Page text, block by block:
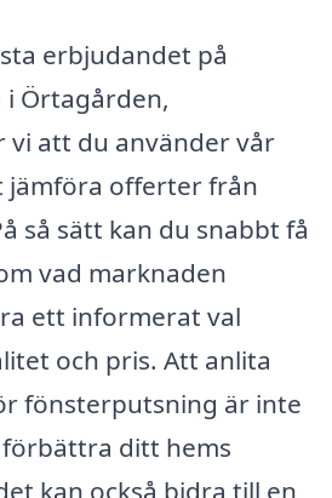
erbjudandet på
Örtagården,
vi att du använder vår
offerter från
så sätt kan du snabbt få
vad marknaden
ett informerat val
och pris. Att anlita
fönsterputsning är inte
ditt hems
kan också bidra till en